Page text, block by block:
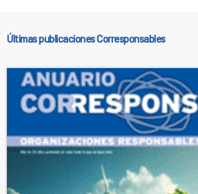
Últimas publicaciones Corresponsables